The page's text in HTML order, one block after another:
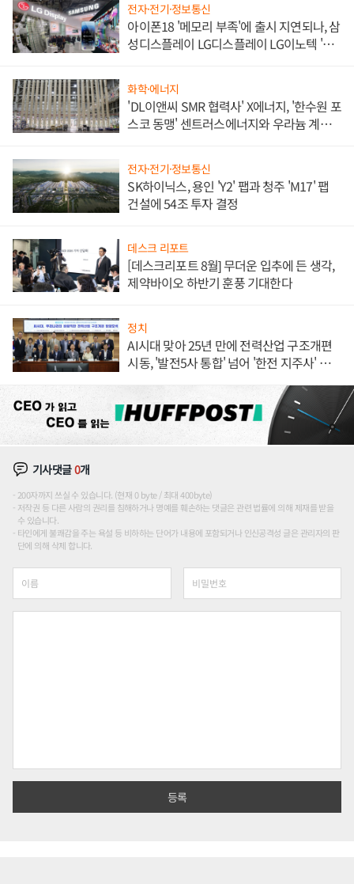
전자·전기·정보통신
아이폰18 '메모리 부족'에 출시 지연되나, 삼
성디스플레이 LG디스플레이 LG이노텍 '탈
화학·에너지
'DL이앤씨 SMR 협력사' X에너지, '한수원 포
스코 동맹' 센트러스에너지와 우라늄 계약
전자·전기·정보통신
SK하이닉스, 용인 'Y2' 팹과 청주 'M17' 팹
건설에 54조 투자 결정
데스크 리포트
[데스크리포트 8월] 무더운 입추에 든 생각,
제약바이오 하반기 훈풍 기대한다
정치
AI시대 맞아 25년 만에 전력산업 구조개편
시동, '발전5사 통합' 넘어 '한전 지주사' 재편
기사댓글0개
200자까지 쓰실 수 있습니다. (현재 0 byte / 최대 400byte)
저작권 등 다른 사람의 권리를 침해하거나 명예를 훼손하는 댓글은 관련 법률에 의해 제재를 받을
수 있습니다.
타인에게 불쾌감을 주는 욕설 등 비하하는 단어가 내용에 포함되거나 인신공격성 글은 관리자의 판
단에 의해 삭제 합니다.